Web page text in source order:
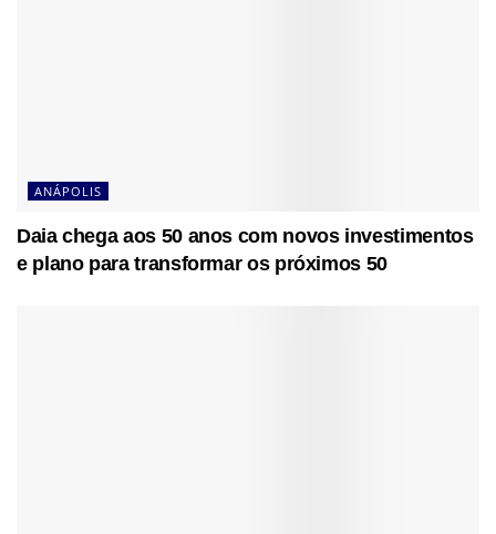
ANÁPOLIS
Daia chega aos 50 anos com novos investimentos
e plano para transformar os próximos 50